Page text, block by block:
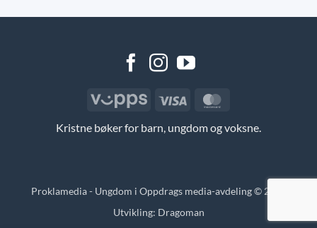
Kristne bøker for barn, ungdom og voksne.
Vipps Visa
Proklamedia - Ungdom i Oppdrags media-avdeling © 2026
Utvikling: Dragoman